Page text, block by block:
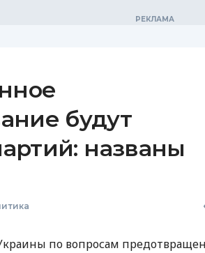
будут
названы
по вопросам